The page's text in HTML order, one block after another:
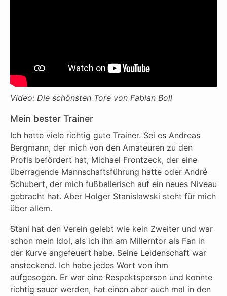
Video: Die schönsten Tore von Fabian Boll
Mein bester Trainer
Ich hatte viele richtig gute Trainer. Sei es Andreas
Bergmann, der mich von den Amateuren zu den
Profis befördert hat, Michael Frontzeck, der eine
überragende Mannschaftsführung hatte oder André
Schubert, der mich fußballerisch auf ein neues Niveau
gebracht hat. Aber Holger Stanislawski steht für mich
über allem.
Stani hat den Verein gelebt wie kein Zweiter und war
schon mein Idol, als ich ihn am Millerntor als Fan in
der Kurve angefeuert habe. Seine Leidenschaft war
ansteckend. Ich habe jedes Wort von ihm
aufgesogen. Er war eine Respektsperson und konnte
richtig sauer werden, hat einen aber auch mal in den